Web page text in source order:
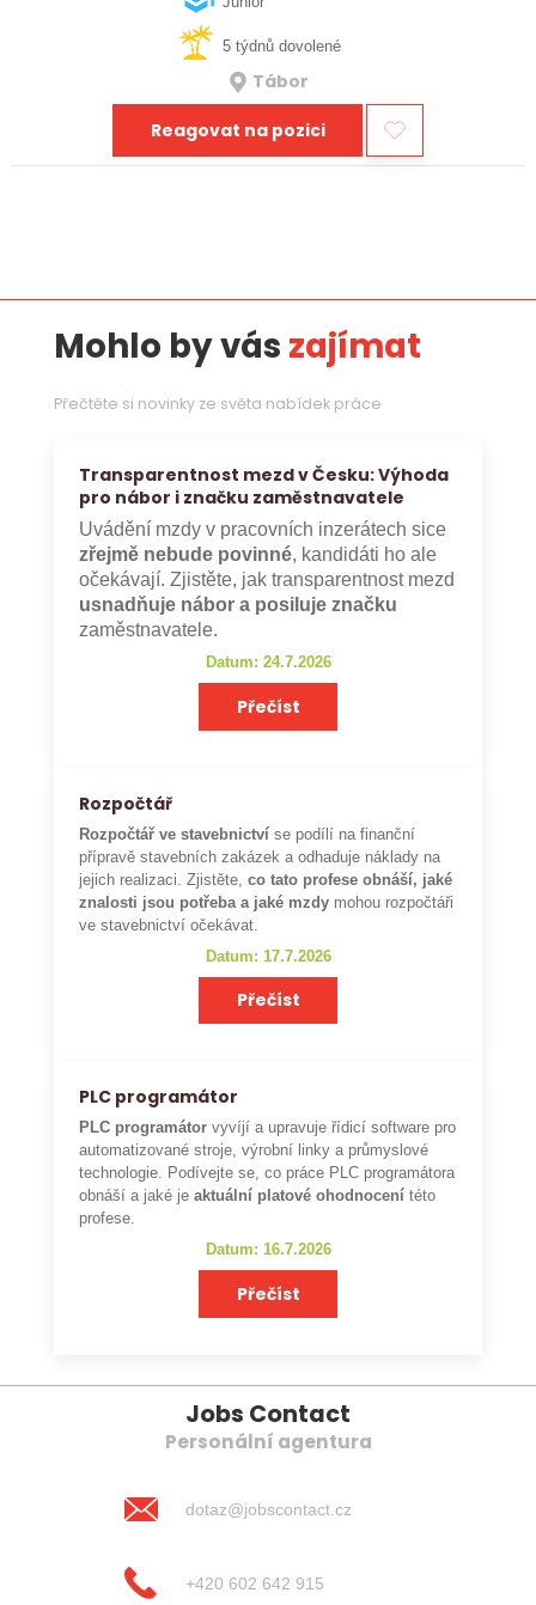
5 týdnů dovolené
Tábor
Reagovat na pozici
Mohlo by vás zajímat
Přečtěte si novinky ze světa nabídek práce
Transparentnost mezd v Česku: Výhoda
pro nábor i značku zaměstnavatele
Uvádění mzdy v pracovních inzerátech sice
zřejmě nebude povinné, kandidáti ho ale
očekávají. Zjistěte, jak transparentnost mezd
usnadňuje nábor a posiluje značku
zaměstnavatele.
Datum: 24.7.2026
Přečíst
Rozpočtář
Rozpočtář ve stavebnictví se podílí na finanční
přípravě stavebních zakázek a odhaduje náklady na
jejich realizaci. Zjistěte,co tato profese obnáší, jaké
znalosti jsou potřeba a jaké mzdy mohou rozpočtáři
ve stavebnictví očekávat.
Datum: 17.7.2026
Přečíst
PLC programátor
PLC programátor vyvíjí a upravuje řídicí software pro
automatizované stroje, výrobní linky a průmyslové
technologie. Podívejte se, co práce PLC programátora
obnáší a jaké je aktuální platové ohodnocení této
profese.
Datum: 16.7.2026
Přečíst
Jobs Contact
Personální agentura
dotaz@jobscontact.cz
+420 602 642 915